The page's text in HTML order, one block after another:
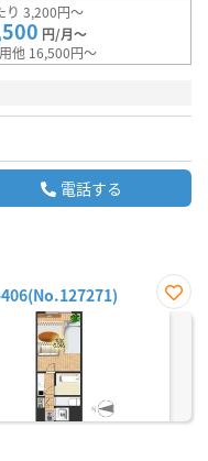
り 3,200円～
円/月～
他 16,500円～
電話する
お気